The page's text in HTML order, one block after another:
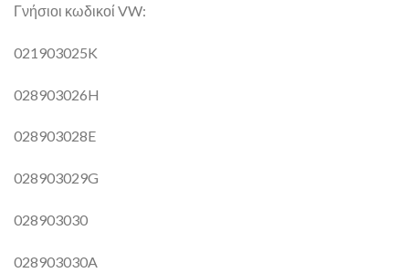
Γνήσιοι κωδικοί VW:
021903025K
028903026H
028903028E
028903029G
028903030
028903030A